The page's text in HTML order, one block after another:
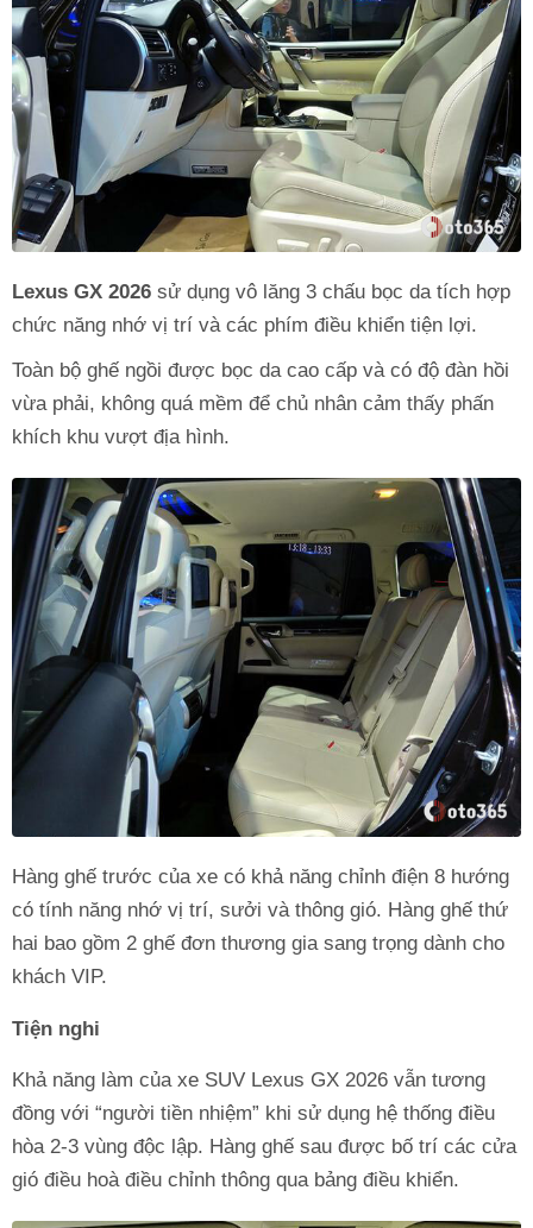
Lexus GX 2026 sử dụng vô lăng 3 chấu bọc da tích hợp
chức năng nhớ vị trí và các phím điều khiển tiện lợi.
Toàn bộ ghế ngồi được bọc da cao cấp và có độ đàn hồi
vừa phải, không quá mềm để chủ nhân cảm thấy phấn
khích khu vượt địa hình.
Hàng ghế trước của xe có khả năng chỉnh điện 8 hướng
có tính năng nhớ vị trí, sưởi và thông gió. Hàng ghế thứ
hai bao gồm 2 ghế đơn thương gia sang trọng dành cho
khách VIP.
Tiện nghi
Khả năng làm của xe SUV Lexus GX 2026 vẫn tương
đồng với “người tiền nhiệm” khi sử dụng hệ thống điều
hòa 2-3 vùng độc lập. Hàng ghế sau được bố trí các cửa
gió điều hoà điều chỉnh thông qua bảng điều khiển.